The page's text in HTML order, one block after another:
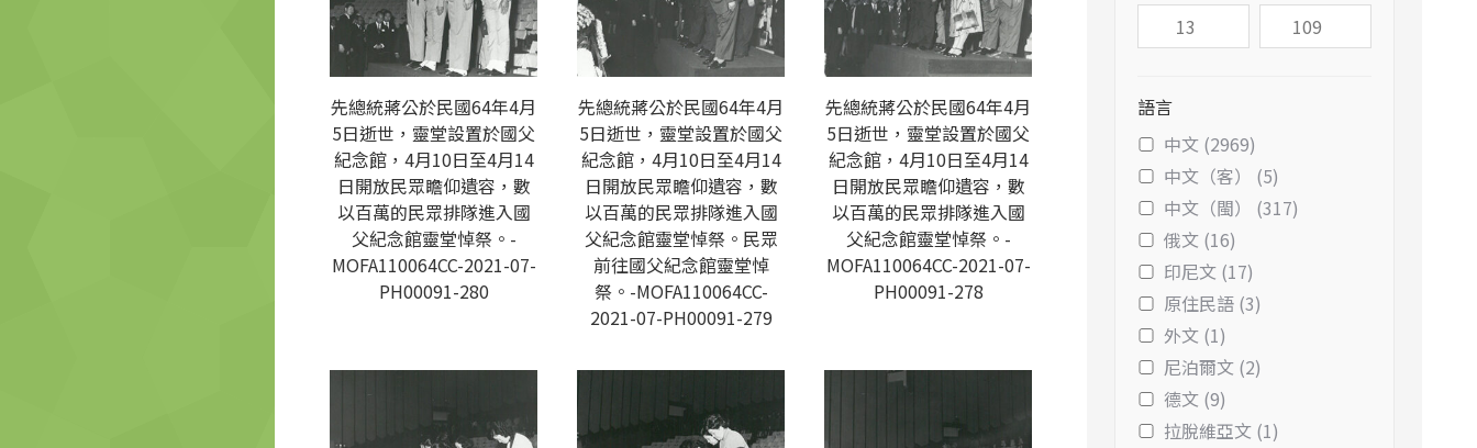
先總統蔣公於民國64年4月
5日逝世，靈堂設置於國父
紀念館，4月10日至4月14
日開放民眾瞻仰遺容，數
以百萬的民眾排隊進入國
父紀念館靈堂悼祭。-
MOFA110064CC-2021-07-
PH00091-280
先總統蔣公於民國64年4月
5日逝世，靈堂設置於國父
紀念館，4月10日至4月14
日開放民眾瞻仰遺容，數
以百萬的民眾排隊進入國
父紀念館靈堂悼祭。民眾
前往國父紀念館靈堂悼
祭。-MOFA110064CC-
2021-07-PH00091-279
先總統蔣公於民國64年4月
5日逝世，靈堂設置於國父
紀念館，4月10日至4月14
日開放民眾瞻仰遺容，數
以百萬的民眾排隊進入國
父紀念館靈堂悼祭。-
MOFA110064CC-2021-07-
PH00091-278
語言
中文 (2969)
中文（客） (5)
中文（閩） (317)
俄文 (16)
印尼文 (17)
原住民語 (3)
外文 (1)
尼泊爾文 (2)
德文 (9)
拉脫維亞文 (1)